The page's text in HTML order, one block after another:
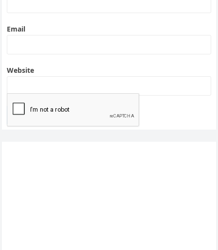
Email
Website